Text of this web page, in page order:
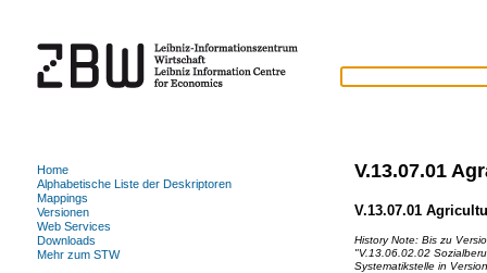
V.13.07.01
V.13.07.01
History Note: Bis zu
"V.13.06.02.02
Systematikstelle in
Home
Alphabetische Liste der Deskriptoren
Mappings
Versionen
Web Services
Downloads
Mehr zum STW